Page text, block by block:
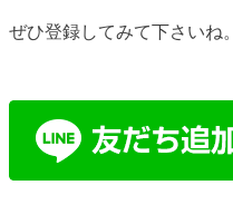
ぜひ登録してみて下さいね。